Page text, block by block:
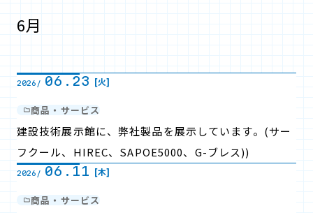
6月
2026/ 06.23 [火]
商品・サービス
建設技術展示館に、弊社製品を展示しています。(サー
フクール、HIREC、SAPOE5000、G-ブレス))
2026/ 06.11 [木]
商品・サービス